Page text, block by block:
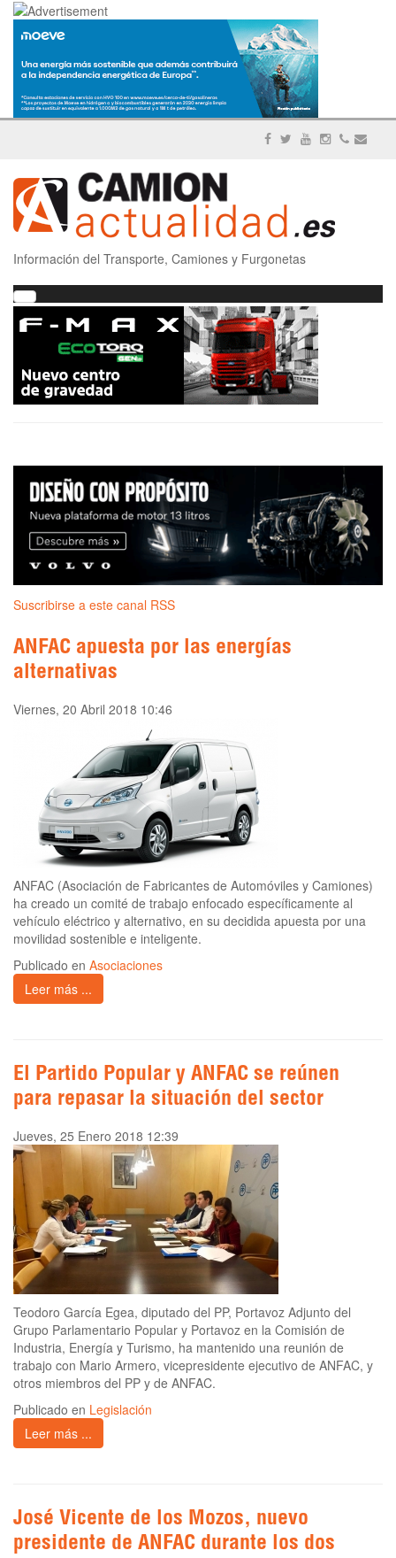
Información del Transporte, Camiones y Furgonetas
Suscribirse a este canal RSS
ANFAC apuesta por las energías
alternativas
Viernes, 20 Abril 2018 10:46
ANFAC (Asociación de Fabricantes de Automóviles y Camiones)
ha creado un comité de trabajo enfocado específicamente al
vehículo eléctrico y alternativo, en su decidida apuesta por una
movilidad sostenible e inteligente.
Publicado en Asociaciones
Leer más ...
El Partido Popular y ANFAC se reúnen
para repasar la situación del sector
Jueves, 25 Enero 2018 12:39
Teodoro García Egea, diputado del PP, Portavoz Adjunto del
Grupo Parlamentario Popular y Portavoz en la Comisión de
Industria, Energía y Turismo, ha mantenido una reunión de
trabajo con Mario Armero, vicepresidente ejecutivo de ANFAC, y
otros miembros del PP y de ANFAC.
Publicado en Legislación
Leer más ...
José Vicente de los Mozos, nuevo
presidente de ANFAC durante los dos